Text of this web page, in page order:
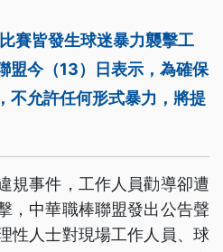
賽皆發生球迷暴力襲擊工
盟今（13）日表示，為確保
不允許任何形式暴力，將提
規事件，工作人員勸導卻遭
，中華職棒聯盟發出公告聲
性人士對現場工作人員、球